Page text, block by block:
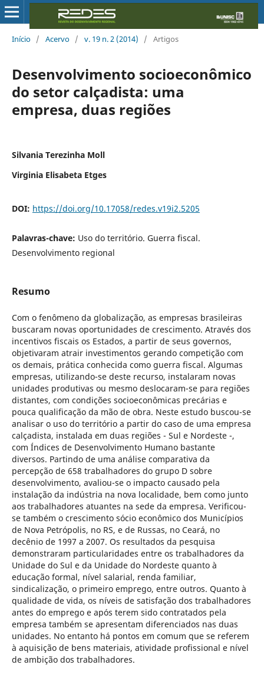
Início / Acervo / v. 19 n. 2 (2014) / Artigos
Desenvolvimento socioeconômico
do setor calçadista: uma
empresa, duas regiões
Silvania Terezinha Moll
Virginia Elisabeta Etges
DOI: https://doi.org/10.17058/redes.v19i2.5205
Palavras-chave: Uso do território. Guerra fiscal.
Desenvolvimento regional
Resumo
Com o fenômeno da globalização, as empresas brasileiras
buscaram novas oportunidades de crescimento. Através dos
incentivos fiscais os Estados, a partir de seus governos,
objetivaram atrair investimentos gerando competição com
os demais, prática conhecida como guerra fiscal. Algumas
empresas, utilizando-se deste recurso, instalaram novas
unidades produtivas ou mesmo deslocaram-se para regiões
distantes, com condições socioeconômicas precárias e
pouca qualificação da mão de obra. Neste estudo buscou-se
analisar o uso do território a partir do caso de uma empresa
calçadista, instalada em duas regiões - Sul e Nordeste -,
com Índices de Desenvolvimento Humano bastante
diversos. Partindo de uma análise comparativa da
percepção de 658 trabalhadores do grupo D sobre
desenvolvimento, avaliou-se o impacto causado pela
instalação da indústria na nova localidade, bem como junto
aos trabalhadores atuantes na sede da empresa. Verificou-
se também o crescimento sócio econômico dos Municípios
de Nova Petrópolis, no RS, e de Russas, no Ceará, no
decênio de 1997 a 2007. Os resultados da pesquisa
demonstraram particularidades entre os trabalhadores da
Unidade do Sul e da Unidade do Nordeste quanto à
educação formal, nível salarial, renda familiar,
sindicalização, o primeiro emprego, entre outros. Quanto à
qualidade de vida, os níveis de satisfação dos trabalhadores
antes do emprego e após terem sido contratados pela
empresa também se apresentam diferenciados nas duas
unidades. No entanto há pontos em comum que se referem
à aquisição de bens materiais, atividade profissional e nível
de ambição dos trabalhadores.